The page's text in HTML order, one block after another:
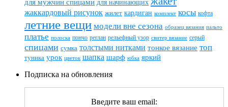
для мужчин спицами для начинающих
жаккардовый рисунок жилет кардиган комплект косы кофта
летние вещи модели вне сезона образец вязания пальто
платье полоска пончо реглан рельефный узор свитер вязание серый
спицами сумка толстыми нитками тонкое вязание топ
туника урок цветок шапка шарф юбка яркий
Подписка на обновления
Введите ваш email: